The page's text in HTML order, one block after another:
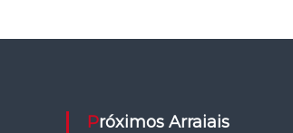
Próximos Arraiais